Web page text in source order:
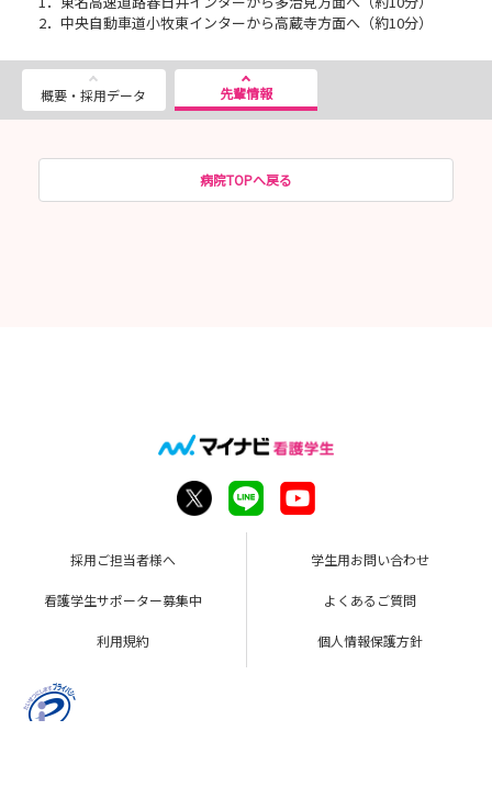
2．中央自動車道小牧東インターから高蔵寺方面へ（約10分）
概要・採用データ 先輩情報
病院TOPへ戻る
採用ご担当者様へ 学生用お問い合わせ
看護学生サポーター募集中 よくあるご質問
利用規約 個人情報保護方針